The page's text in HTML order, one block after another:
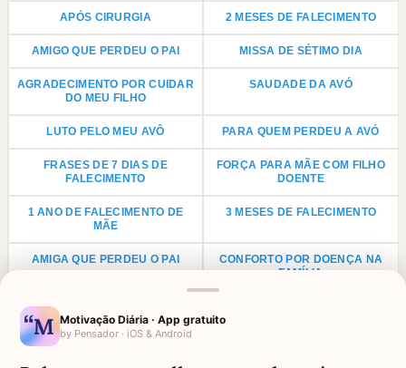
APÓS CIRURGIA 2 MESES DE FALECIMENTO
AMIGO QUE PERDEU O PAI MISSA DE SÉTIMO DIA
AGRADECIMENTO POR CUIDAR
DO MEU FILHO
SAUDADE DA AVÓ
LUTO PELO MEU AVÔ PARA QUEM PERDEU A AVÓ
FRASES DE 7 DIAS DE
FALECIMENTO
FORÇA PARA MÃE COM FILHO
DOENTE
1 ANO DE FALECIMENTO DE
MÃE
3 MESES DE FALECIMENTO
AMIGA QUE PERDEU O PAI
CONFORTO POR DOENÇA NA
FAMÍLIA
1 ANO DE FALECIMENTO DE PAI
ANIVERSÁRIO PARA AVÓ
Motivação Diária · App gratuito
by Pensador · iOS & Android